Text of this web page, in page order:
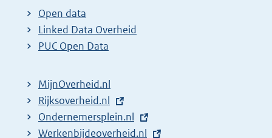
t
e
r
l
i
n
Open data
Linked Data Overheid
PUC Open Data
MijnOverheid.nl
E
x
t
Rijksoverheid.nl
E
x
Ondernemersplein.nl
E
Werkenbijdeoverheid.nl